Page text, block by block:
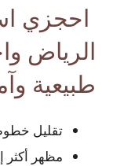
احجزي
الرياض
طبيعية
تقليل
مظهر أكثر